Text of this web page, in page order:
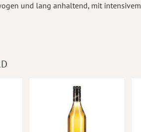
und lang anhaltend, mit